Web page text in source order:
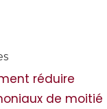
réduire
de moitié